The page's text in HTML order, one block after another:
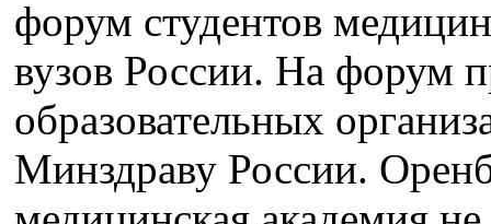
форум студентов
вузов России. На форум
образовательных
Минздраву России.